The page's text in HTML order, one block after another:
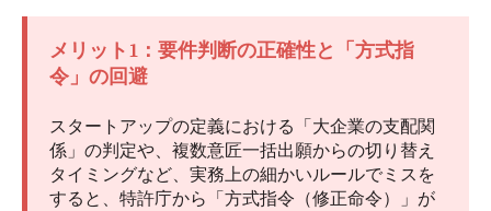
メリット1：要件判断の正確性と「方式指
令」の回避
スタートアップの定義における「大企業の支配関
係」の判定や、複数意匠一括出願からの切り替え
タイミングなど、実務上の細かいルールでミスを
すると、特許庁から「方式指令（修正命令）」が